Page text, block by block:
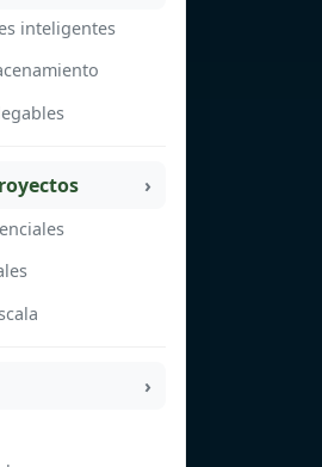
inteligentes